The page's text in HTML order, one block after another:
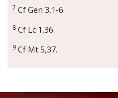
7 Cf Gen 3,1-6.
8 Cf Lc 1,36.
9 Cf Mt 5,37.